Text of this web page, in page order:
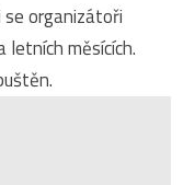
organizátoři
letních měsících.